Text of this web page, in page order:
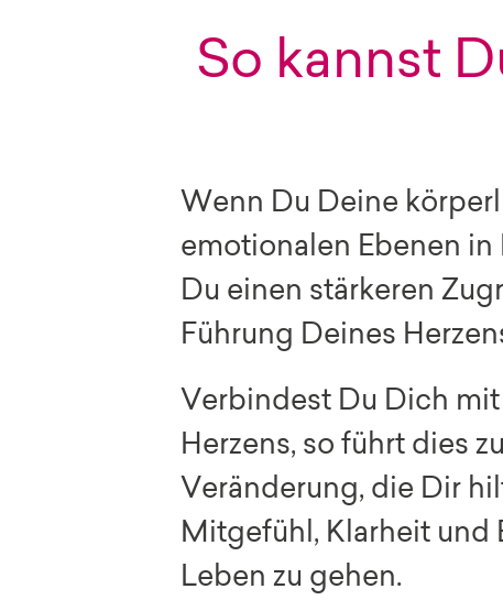
So kannst
Wenn Du Deine
emotionalen Ebenen
Du einen stärkeren
Führung Deines
Verbindest Du Dich
Herzens, so führt dies
Veränderung, die Dir
Mitgefühl, Klarheit und
Leben zu gehen.